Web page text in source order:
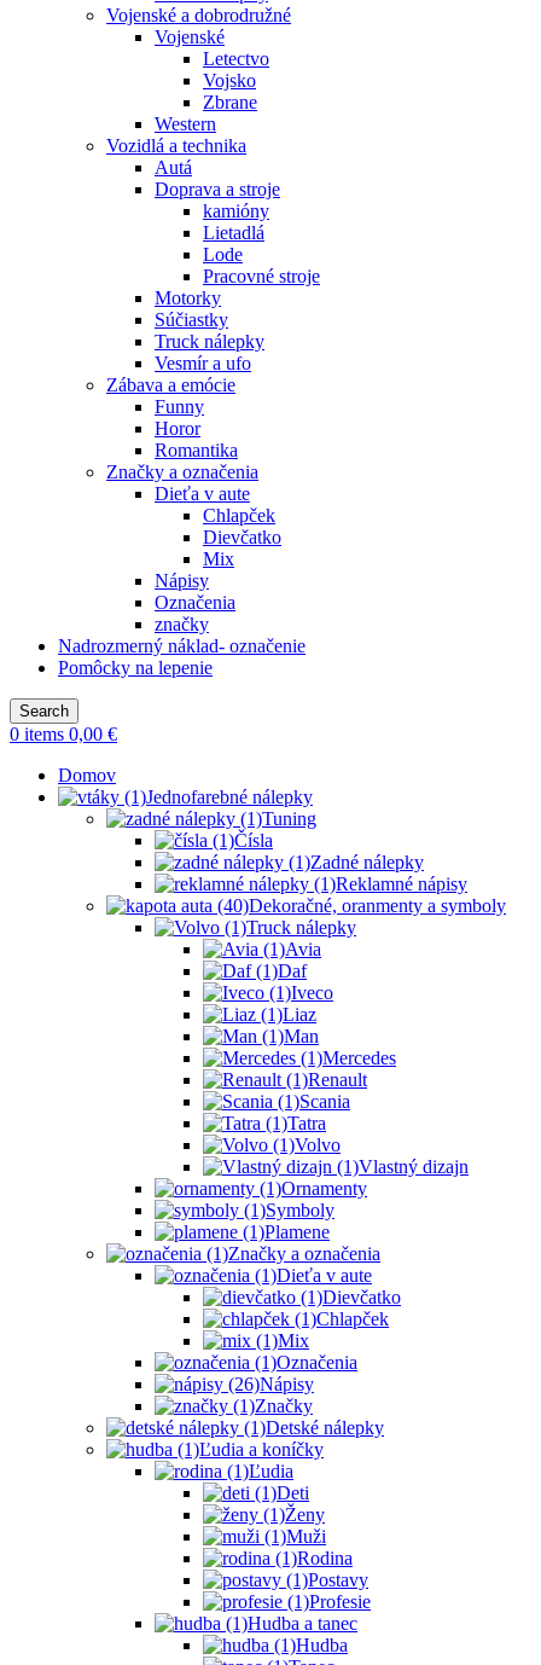
Vojenské a dobrodružné
Vojenské
Letectvo
Vojsko
Zbrane
Western
Vozidlá a technika
Autá
Doprava a stroje
kamióny
Lietadlá
Lode
Pracovné stroje
Motorky
Súčiastky
Truck nálepky
Vesmír a ufo
Zábava a emócie
Funny
Horor
Romantika
Značky a označenia
Dieťa v aute
Chlapček
Dievčatko
Mix
Nápisy
Označenia
značky
Nadrozmerný náklad- označenie
Pomôcky na lepenie
Search
0 items 0,00 €
Domov
Jednofarebné nálepky
Tuning
Čísla
Zadné nálepky
Reklamné nápisy
Dekoračné, oranmenty a symboly
Truck nálepky
Avia
Daf
Iveco
Liaz
Man
Mercedes
Renault
Scania
Tatra
Volvo
Vlastný dizajn
Ornamenty
Symboly
Plamene
Značky a označenia
Dieťa v aute
Dievčatko
Chlapček
Mix
Označenia
Nápisy
Značky
Detské nálepky
Ľudia a koníčky
Ľudia
Deti
Ženy
Muži
Rodina
Postavy
Profesie
Hudba a tanec
Hudba